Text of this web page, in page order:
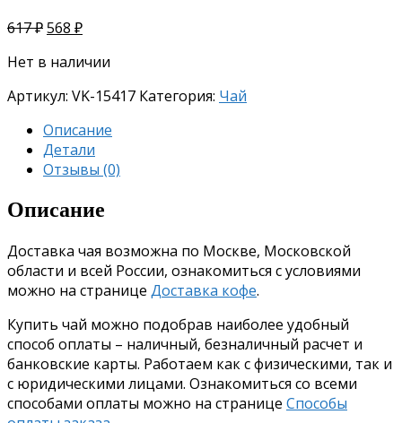
617₽568 ₽
Нет в наличии
Артикул: VK-15417 Категория: Чай
Описание
Детали
Отзывы (0)
Описание
Доставка чая возможна по Москве, Московской
области и всей России, ознакомиться с условиями
можно на странице Доставка кофе.
Купить чай можно подобрав наиболее удобный
способ оплаты – наличный, безналичный расчет и
банковские карты. Работаем как с физическими, так и
с юридическими лицами. Ознакомиться со всеми
способами оплаты можно на странице Способы